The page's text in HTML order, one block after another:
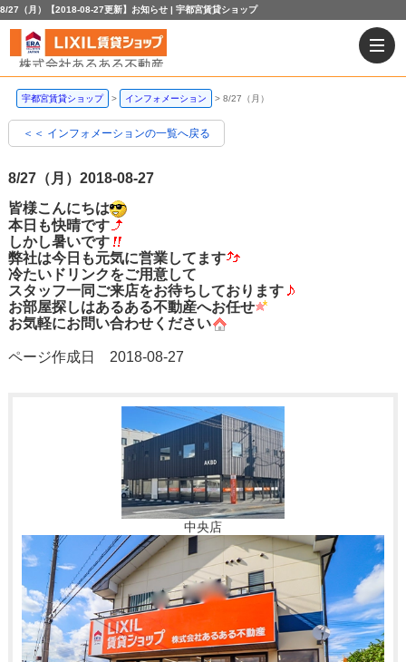
8/27（月）【2018-08-27更新】お知らせ | 宇都宮賃貸ショップ
宇都宮賃貸ショップ インフォメーション 8/27（月）
＜＜ インフォメーションの一覧へ戻る
8/27（月） 2018-08-27
皆様こんにちは
本日も快晴です
しかし暑いです
弊社は今日も元気に営業してます
冷たいドリンクをご用意して
スタッフ一同ご来店をお待ちしております
お部屋探しはあるある不動産へお任せ
お気軽にお問い合わせください
ページ作成日 2018-08-27
中央店